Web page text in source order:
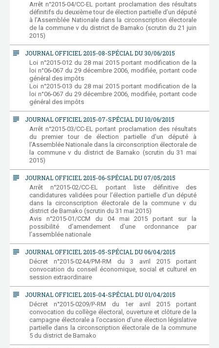
Arrêt n°2015-04/CC-EL portant proclamation des résultats
définitifs du deuxième tour de élection partielle d’un député
à l’Assemblée Nationale dans la circonscription électorale
de la commune v du district de Bamako (scrutin du 21 juin
2015)
subject JOURNAL OFFICIEL 2015-08-SPÉCIAL DU 30/06/2015
Loi n°2015-012 du 28 mai 2015 portant modification de la
loi n°06-067 du 29 décembre 2006, modifiée, portant code
général des impôts
Loi n°2015-013 du 28 mai 2015 portant modification de la
loi n°06-067 du 29 décembre 2006, modifiée, portant code
général des impôts
subject JOURNAL OFFICIEL 2015-07-SPÉCIAL DU 10/06/2015
Arrêt n°2015-03/CC-EL portant proclamation des résultats
du premier tour de élection partielle d’un député à
l’Assemblée Nationale dans la circonscription électorale de
la commune v du district de Bamako (scrutin du 31 mai
2015)
subject JOURNAL OFFICIEL 2015-06-SPÉCIAL DU 07/05/2015
Arrêt n°2015-02/CC-EL portant liste définitive des
candidatures validées pour l’élection partielle d’un député
dans la circonscription électorale de la commune v du
district de Bamako (scrutin du 31 mai 2015)
Avis n°2015-01/CCM du 04 mai 2015 portant sur la
possibilité d’amendement d’une ordonnance par
l’assemblée nationale
subject JOURNAL OFFICIEL 2015-05-SPÉCIAL DU 06/04/2015
Décret n°2015-0244/PM-RM du 3 avril 2015 portant
convocation du conseil économique, social et culturel en
session extraordinaire
subject JOURNAL OFFICIEL 2015-04-SPÉCIAL DU 01/04/2015
Décret n°2015-0209/P-RM du 1er avril 2015 portant
convocation du collège électoral, ouverture et clôture de la
campagne électorale a l’occasion d’une élection législative
partielle dans la circonscription électorale de la commune
5 du district de Bamako